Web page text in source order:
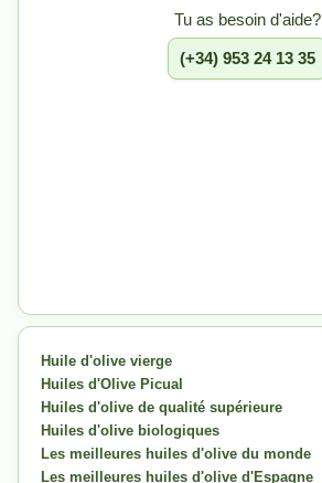
Tu as besoin d'aide?
(+34) 953 24 13 35
Huile d'olive vierge
Huiles d'Olive Picual
Huiles d'olive de qualité supérieure
Huiles d'olive biologiques
Les meilleures huiles d'olive du monde
Les meilleures huiles d'olive d'Espagne